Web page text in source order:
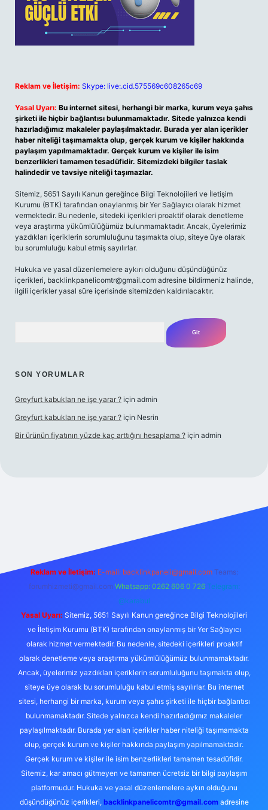
Reklam ve İletişim: Skype: live:.cid.575569c608265c69
Yasal Uyarı: Bu internet sitesi, herhangi bir marka, kurum veya şahıs
şirketi ile hiçbir bağlantısı bulunmamaktadır. Sitede yalnızca kendi
hazırladığımız makaleler paylaşılmaktadır. Burada yer alan içerikler
haber niteliği taşımamakta olup, gerçek kurum ve kişiler hakkında
paylaşım yapılmamaktadır. Gerçek kurum ve kişiler ile isim
benzerlikleri tamamen tesadüfidir. Sitemizdeki bilgiler taslak
halindedir ve tavsiye niteliği taşımazlar.
Sitemiz, 5651 Sayılı Kanun gereğince Bilgi Teknolojileri ve İletişim
Kurumu (BTK) tarafından onaylanmış bir Yer Sağlayıcı olarak hizmet
vermektedir. Bu nedenle, sitedeki içerikleri proaktif olarak denetleme
veya araştırma yükümlülüğümüz bulunmamaktadır. Ancak, üyelerimiz
yazdıkları içeriklerin sorumluluğunu taşımakta olup, siteye üye olarak
bu sorumluluğu kabul etmiş sayılırlar.
Hukuka ve yasal düzenlemelere aykırı olduğunu düşündüğünüz
içerikleri, backlinkpanelicomtr@gmail.com adresine bildirmeniz halinde,
ilgili içerikler yasal süre içerisinde sitemizden kaldırılacaktır.
SON YORUMLAR
Greyfurt kabukları ne işe yarar ? için admin
Greyfurt kabukları ne işe yarar ? için Nesrin
Bir ürünün fiyatının yüzde kaç arttığını hesaplama ? için admin
m elexbet
Reklam ve İletişim: E-mail: backlinkpaneli@gmail.com Teams:
forumhizmeti@gmail.com Whatsapp: 0262 606 0 726 Telegram:
@karabul
Yasal Uyarı: Sitemiz, 5651 Sayılı Kanun gereğince Bilgi Teknolojileri
ve İletişim Kurumu (BTK) tarafından onaylanmış bir Yer Sağlayıcı
olarak hizmet vermektedir. Bu nedenle, sitedeki içerikleri proaktif
olarak denetleme veya araştırma yükümlülüğümüz bulunmamaktadır.
Ancak, üyelerimiz yazdıkları içeriklerin sorumluluğunu taşımakta olup,
siteye üye olarak bu sorumluluğu kabul etmiş sayılırlar. Bu internet
sitesi, herhangi bir marka, kurum veya şahıs şirketi ile hiçbir bağlantısı
bulunmamaktadır. Sitede yalnızca kendi hazırladığımız makaleler
paylaşılmaktadır. Burada yer alan içerikler haber niteliği taşımamakta
olup, gerçek kurum ve kişiler hakkında paylaşım yapılmamaktadır.
Gerçek kurum ve kişiler ile isim benzerlikleri tamamen tesadüfidir.
Sitemiz, kar amacı gütmeyen ve tamamen ücretsiz bir bilgi paylaşım
platformudur. Hukuka ve yasal düzenlemelere aykırı olduğunu
düşündüğünüz içerikleri, backlinkpanelicomtr@gmail.comadresine